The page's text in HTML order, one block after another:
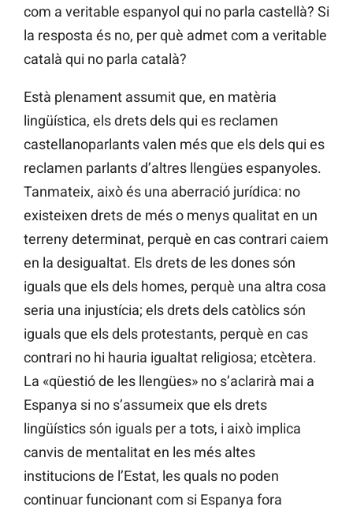
com a veritable espanyol qui no parla castellà? Si
la resposta és no, per què admet com a veritable
català qui no parla català?
Està plenament assumit que, en matèria
lingüística, els drets dels qui es reclamen
castellanoparlants valen més que els dels qui es
reclamen parlants d’altres llengües espanyoles.
Tanmateix, això és una aberració jurídica: no
existeixen drets de més o menys qualitat en un
terreny determinat, perquè en cas contrari caiem
en la desigualtat. Els drets de les dones són
iguals que els dels homes, perquè una altra cosa
seria una injustícia; els drets dels catòlics són
iguals que els dels protestants, perquè en cas
contrari no hi hauria igualtat religiosa; etcètera.
La «qüestió de les llengües» no s’aclarirà mai a
Espanya si no s’assumeix que els drets
lingüístics són iguals per a tots, i això implica
canvis de mentalitat en les més altes
institucions de l’Estat, les quals no poden
continuar funcionant com si Espanya fora